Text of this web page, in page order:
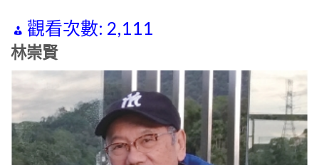
觀看次數: 2,111
林崇賢